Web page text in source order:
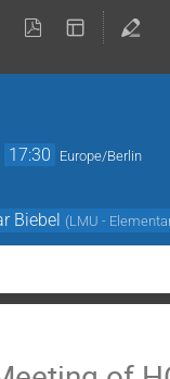
17:30 Europe/Berlin
Biebel (LMU -